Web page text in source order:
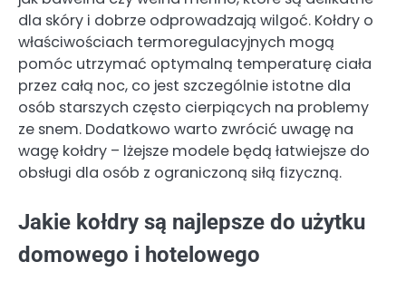
dla skóry i dobrze odprowadzają wilgoć. Kołdry o
właściwościach termoregulacyjnych mogą
pomóc utrzymać optymalną temperaturę ciała
przez całą noc, co jest szczególnie istotne dla
osób starszych często cierpiących na problemy
ze snem. Dodatkowo warto zwrócić uwagę na
wagę kołdry – lżejsze modele będą łatwiejsze do
obsługi dla osób z ograniczoną siłą fizyczną.
Jakie kołdry są najlepsze do użytku
domowego i hotelowego